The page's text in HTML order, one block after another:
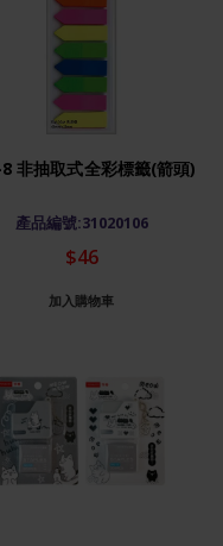
非抽取式全彩標籤(箭頭)
產品編號:31020106
$46
加入購物車